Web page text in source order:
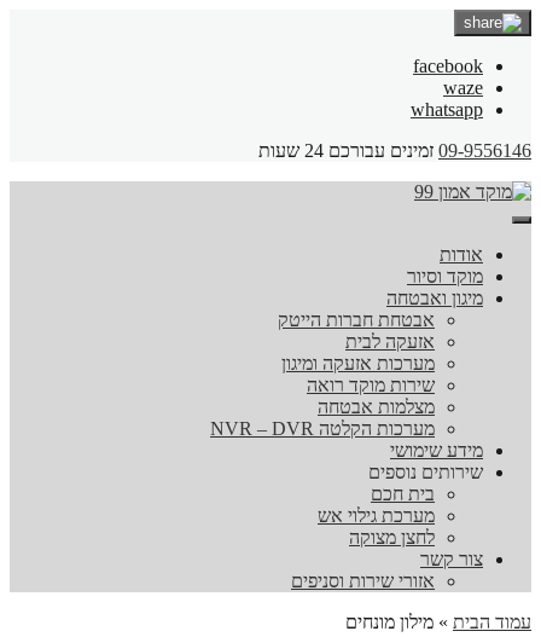
facebook
waze
whatsapp
09-9556146 זמינים עבורכם 24 שעות
אודות
מוקד וסיור
מיגון ואבטחה
אבטחת חברות הייטק
אזעקה לבית
מערכות אזעקה ומיגון
שירות מוקד רואה
מצלמות אבטחה
מערכות הקלטה NVR – DVR
מידע שימושי
שירותים נוספים
בית חכם
מערכת גילוי אש
לחצן מצוקה
צור קשר
אזורי שירות וסניפים
עמוד הבית » מילון מונחים